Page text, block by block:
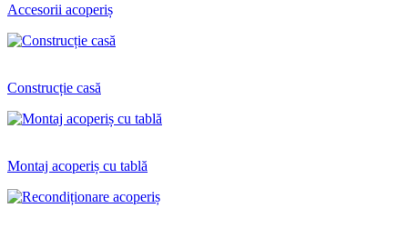
Accesorii acoperiș
Construcție casă
Montaj acoperiș cu tablă